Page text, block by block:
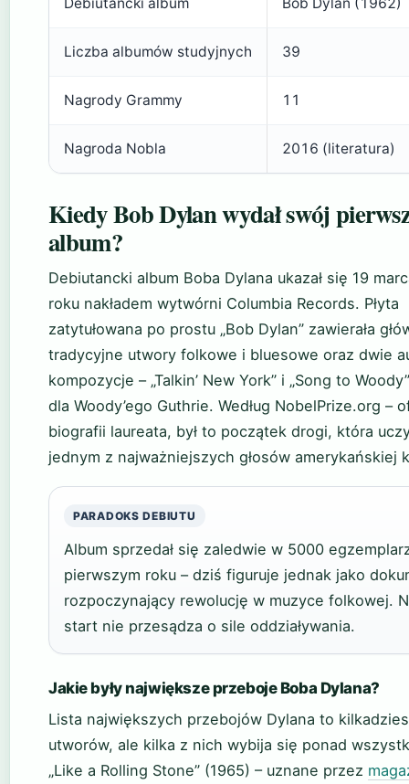
Liczba albumów studyjnych 39
Nagrody Grammy 11
Nagroda Nobla 2016 (literatura)
Kiedy Bob Dylan wydał swój
album?
Debiutancki album Boba Dylana ukazał się 19
roku nakładem wytwórni Columbia Records. Płyta
zatytułowana po prostu „Bob Dylan” zawierała
tradycyjne utwory folkowe i bluesowe oraz dwie
kompozycje – „Talkin’ New York” i „Song to
dla Woody’ego Guthrie. Według NobelPrize.org –
biografii laureata, był to początek drogi, która
jednym z najważniejszych głosów amerykańskiej
PARADOKS DEBIUTU
Album sprzedał się zaledwie w 5000
pierwszym roku – dziś figuruje jednak jako
rozpoczynający rewolucję w muzyce folkowej.
start nie przesądza o sile oddziaływania.
Jakie były największe przeboje Boba Dylana?
Lista największych przebojów Dylana to
utworów, ale kilka z nich wybija się ponad
„Like a Rolling Stone” (1965) – uznane przez